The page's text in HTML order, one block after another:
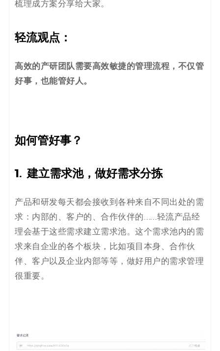
案
例
书
梳理成方案分享给大家。
轻流观点：
高效的产研团队需要高效敏捷的管理流程，不仅管
好事，也能管好人。
如何管好事？
1. 建立需求池，做好需求分拣
产品和研发每天都会接收到各种来自不同出处的需
求：内部的、客户的、合作伙伴的……轻流产品经
理会基于这些需求建立需求池。这个需求池内的需
求来自企业的各个板块，比如项目本身、合作伙
伴、客户以及企业内部等等，做好用户的需求管理
很重要。